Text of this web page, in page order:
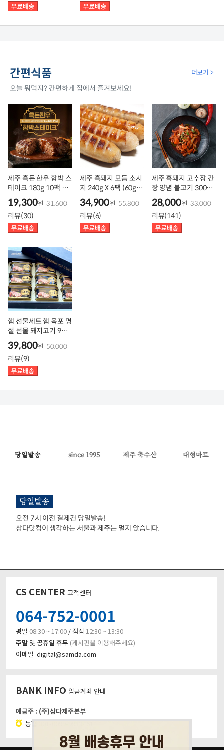
간편식품
오늘 뭐먹지? 간편하게 집에서 즐겨보세요!
더보기 >
제주 흑돈 한우 함박 스
테이크 180g 10팩 4
팩, 전용트레이 간편식,
280도 직화 프리미엄
육즙, 압도적 맛의 차이
19,300원 31,600
리뷰(30)
제주 흑돼지 모듬 소시
지 240g X 6팩 (60g X
4종 /1팩)
34,900원 55,800
리뷰(6)
제주 흑돼지 고추장 간
장 양념 불고기 300g
10팩 5팩
28,000원 33,000
리뷰(141)
햄 선물세트 햄 육포 명
절 선물 돼지고기 90%
흑햄
39,800원 50,000
리뷰(9)
당일발송 since 1995 제주 축수산 대형마트
당일발송
오전 7시 이전 결제건 당일발송!
삼다닷컴이 생각하는 서울과 제주는 멀지 않습니다.
CS CENTER고객센터
064-752-0001
평일 08:30 ~ 17:00 / 점심12:30 ~ 13:30
주말 및 공휴일 휴무 (게시판을 이용해주세요)
이메일 digital@samda.com
BANK INFO 입금계좌 안내
예금주 : (주)삼다제주본부
농협